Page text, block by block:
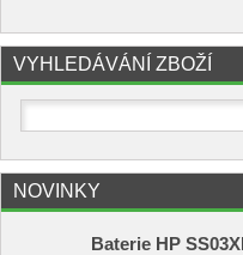
VYHLEDÁVÁNÍ ZBOŽÍ
NOVINKY
Baterie HP